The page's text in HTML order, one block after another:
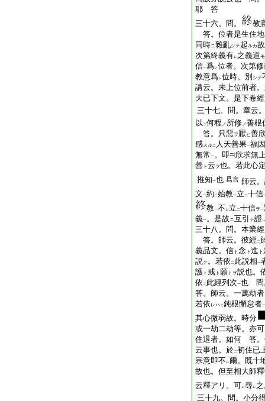
耶 答
三十六。問。
教
答。位者是生住
同時ニ雜亂シテ起ルカ
次第終義有レ之義道
信一爲レ位者。次第
教意爲レ位時。別 シテ
講云。未上位前者
夫已下文。是下卷
三十七。問。章云
以 二何程 ノ 所修ノ善根
答。只惡ヲ 厭ヒ善
感スル二 人天善果一福因
無常一。即
欣求無
善 ト 云 フ也。若此心
推知一也 爲言 師云
文一約 二始教一立 二十信
教一不 レ立 二十信ヲ一
義一。是故ニ互引 テ證レ
三十八。問。本業
答。師云。彼經二
義品文。信 ト 念 ト 進 ト
説ク 。若依 二 此説相一
護 ト 戒 ト 願 トヲ説也。
依 二 此經列次一也 問
答。師云。一萬劫
若依 レハ二鈍根懈怠者一
其心微弱故。時分
或一劫二劫等。亦可
住退者。如何 答。
云事也。於二初住已
宗意即不 レ爾。既十
故也。但至相大師
云釋アリ。可レ尋レ
三十九。問。小分